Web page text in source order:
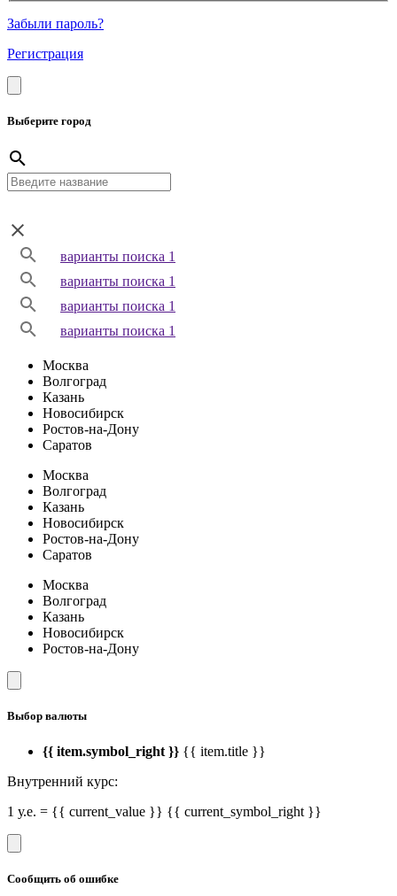
Забыли пароль?
Регистрация
Выберите город
варианты поиска 1
варианты поиска 1
варианты поиска 1
варианты поиска 1
Москва
Волгоград
Казань
Новосибирск
Ростов-на-Дону
Саратов
Москва
Волгоград
Казань
Новосибирск
Ростов-на-Дону
Саратов
Москва
Волгоград
Казань
Новосибирск
Ростов-на-Дону
Выбор валюты
{{ item.symbol_right }} {{ item.title }}
Внутренний курс:
1 у.е. = {{ current_value }} {{ current_symbol_right }}
Сообщить об ошибке